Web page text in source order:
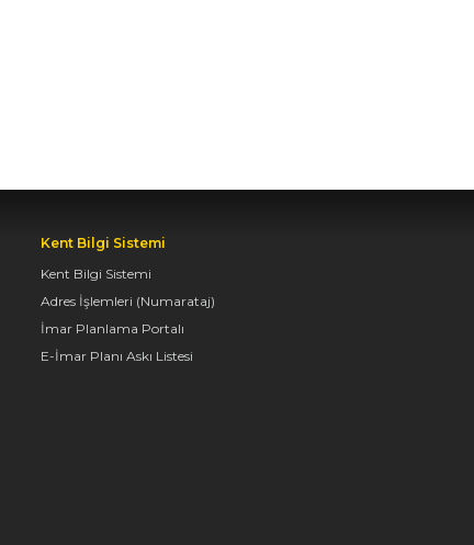
Kent Bilgi Sistemi
Kent Bilgi Sistemi
Adres İşlemleri (Numarataj)
İmar Planlama Portalı
E-İmar Planı Askı Listesi